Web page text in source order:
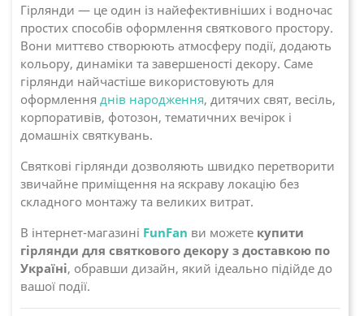
Гірлянди — це один із найефективніших і водночас
простих способів оформлення святкового простору.
Вони миттєво створюють атмосферу події, додають
кольору, динаміки та завершеності декору. Саме
гірлянди найчастіше використовують для
оформлення днів народження, дитячих свят, весіль,
корпоративів, фотозон, тематичних вечірок і
домашніх святкувань.
Святкові гірлянди дозволяють швидко перетворити
звичайне приміщення на яскраву локацію без
складного монтажу та великих витрат.
В інтернет-магазині FunFan ви можете купити
гірлянди для святкового декору з доставкою по
Україні, обравши дизайн, який ідеально підійде до
вашої події.